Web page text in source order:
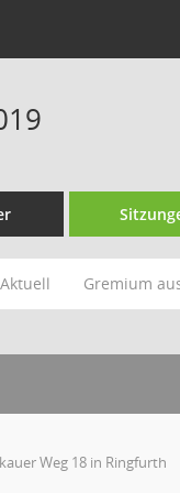
Aktuell Gremium
Weg 18 in Ringfurth